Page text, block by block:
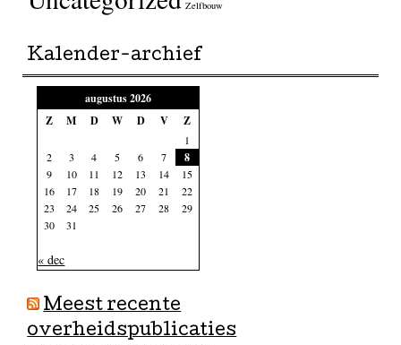
Zelfbouw
Kalender-archief
augustus 2026
Z
M D W D V Z
1
2
3 4 5 6 7 8
9 10 11 12 13 14
15
16
17 18 19 20 21
22
23
24 25 26 27 28
29
30
31
« dec
Meest recente
overheidspublicaties